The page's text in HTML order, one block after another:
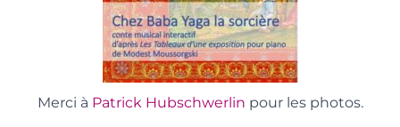
Merci à Patrick Hubschwerlin pour les photos.